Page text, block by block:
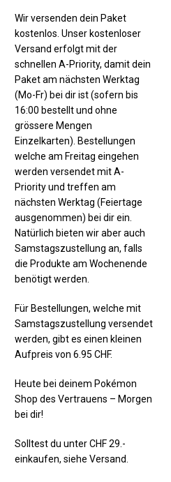
Wir versenden dein Paket
kostenlos. Unser kostenloser
Versand erfolgt mit der
schnellen A-Priority, damit dein
Paket am nächsten Werktag
(Mo-Fr) bei dir ist (sofern bis
16:00 bestellt und ohne
grössere Mengen
Einzelkarten). Bestellungen
welche am Freitag eingehen
werden versendet mit A-
Priority und treffen am
nächsten Werktag (Feiertage
ausgenommen) bei dir ein.
Natürlich bieten wir aber auch
Samstagszustellung an, falls
die Produkte am Wochenende
benötigt werden.
Für Bestellungen, welche mit
Samstagszustellung versendet
werden, gibt es einen kleinen
Aufpreis von 6.95 CHF.
Heute bei deinem Pokémon
Shop des Vertrauens – Morgen
bei dir!
Solltest du unter CHF 29.-
einkaufen, siehe Versand.